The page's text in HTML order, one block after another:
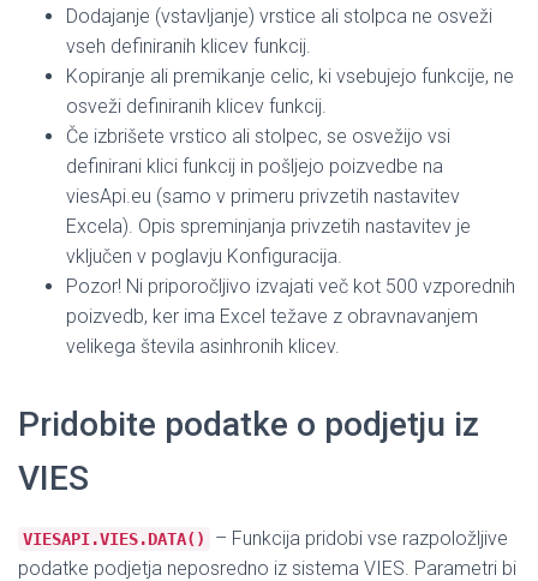
Dodajanje (vstavljanje) vrstice ali stolpca ne osveži
vseh definiranih klicev funkcij.
Kopiranje ali premikanje celic, ki vsebujejo funkcije, ne
osveži definiranih klicev funkcij.
Če izbrišete vrstico ali stolpec, se osvežijo vsi
definirani klici funkcij in pošljejo poizvedbe na
viesApi.eu (samo v primeru privzetih nastavitev
Excela). Opis spreminjanja privzetih nastavitev je
vključen v poglavju Konfiguracija.
Pozor! Ni priporočljivo izvajati več kot 500 vzporednih
poizvedb, ker ima Excel težave z obravnavanjem
velikega števila asinhronih klicev.
Pridobite podatke o podjetju iz
VIES
VIESAPI.VIES.DATA()
– Funkcija pridobi vse razpoložljive
podatke podjetja neposredno iz sistema VIES. Parametri bi